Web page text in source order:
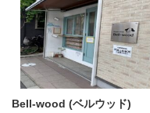
Bell-wood (ベルウッド)